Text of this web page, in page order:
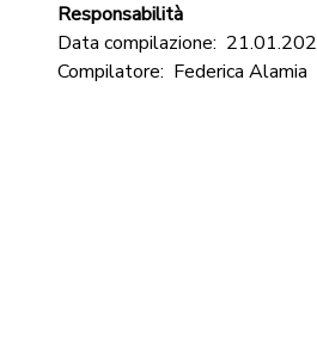
Responsabilità
Data compilazione:
Compilatore: Federica Alamia